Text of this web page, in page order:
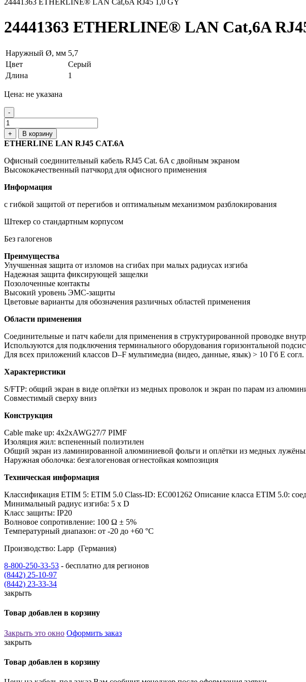
24441363 ETHERLINE® LAN Cat,6A RJ45 1,0 GY
24441363 ETHERLINE® LAN Cat,6A
Наружный Ø, мм 5,7
Цвет
Серый
Длина
1
Цена: не указана
-
+ В корзину
ETHERLINE LAN RJ45 CAT.6A
Офисный соединительный кабель RJ45 Cat. 6A с двойным экраном
Высококачественный патчкорд для офисного применения
Информация
с гибкой защитой от перегибов и оптимальным механизмом разблокирования
Штекер со стандартным корпусом
Без галогенов
Преимущества
Улучшенная защита от изломов на сгибах при малых радиусах изгиба
Надежная защита фиксирующей защелки
Позолоченные контакты
Высокий уровень ЭМС-защиты
Цветовые варианты для обозначения различных областей применения
Области применения
Соединительные и патч кабели для применения в структурированной проводке
Используются для подключения терминального оборудования горизонтальной
Для всех приложений классов D–F мультимедиа (видео, данные, язык) > 10 Гб E
Характеристики
S/FTP: общий экран в виде оплётки из медных проволок и экран по парам из
Совместимый сверху вниз
Конструкция
Cable make up: 4x2xAWG27/7 PIMF
Изоляция жил: вспененный полиэтилен
Общий экран из ламинированной алюминиевой фольги и оплётки из медных
Наружная оболочка: безгалогеновая огнестойкая композиция
Техническая информация
Классификация ETIM 5: ETIM 5.0 Class-ID: EC001262 Описание класса ETIM 5.0:
Минимальный радиус изгиба: 5 x D
Класс защиты: IP20
Волновое сопротивление: 100 Ω ± 5%
Tемпературный диапазон: от -20 до +60 °C
Производство: Lapp (Германия)
8-800-250-33-53 - бесплатно для регионов
(8442) 25-10-97
(8442) 23-33-34
закрыть
Товар добавлен в корзину
Закрыть это окно Оформить заказ
закрыть
Товар добавлен в корзину